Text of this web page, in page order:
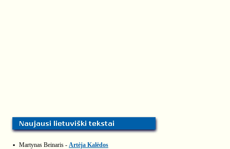
▪ Martynas Beinaris - Artėja Kalėdos